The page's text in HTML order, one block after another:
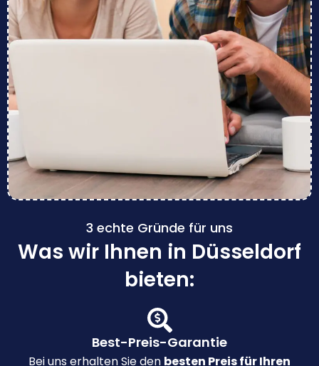
3 echte Gründe für uns
Was wir Ihnen in Düsseldorf
bieten:
Best-Preis-Garantie
Bei uns erhalten Sie den besten Preis für Ihren